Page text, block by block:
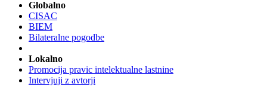
Globalno
CISAC
BIEM
Bilateralne pogodbe
Lokalno
Promocija pravic intelektualne lastnine
Intervjuji z avtorji